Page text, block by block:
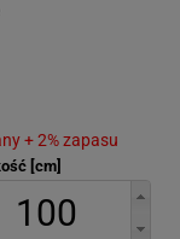
+ 2% zapasu
[cm]